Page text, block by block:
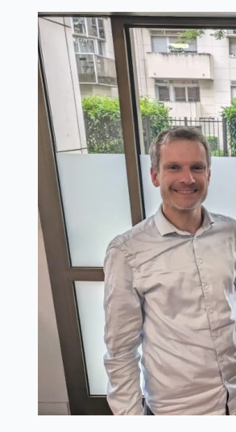
Linkedin
Facebook
Threads
Bluesky
email